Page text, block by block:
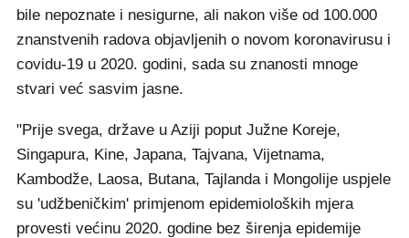
bile nepoznate i nesigurne, ali nakon više od 100.000
znanstvenih radova objavljenih o novom koronavirusu i
covidu-19 u 2020. godini, sada su znanosti mnoge
stvari već sasvim jasne.
"Prije svega, države u Aziji poput Južne Koreje,
Singapura, Kine, Japana, Tajvana, Vijetnama,
Kambodže, Laosa, Butana, Tajlanda i Mongolije uspjele
su 'udžbeničkim' primjenom epidemioloških mjera
provesti većinu 2020. godine bez širenja epidemije